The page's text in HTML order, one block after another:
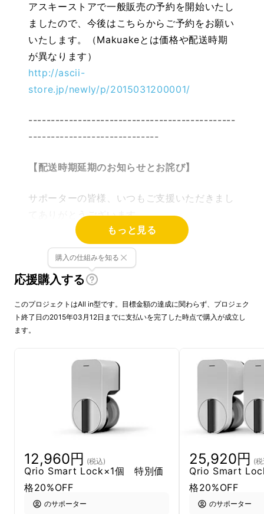
アスキーストアで一般販売の予約を開始いたし
ましたので、今後はこちらからご予約をお願い
いたします。（Makuakeとは価格や配送時期
が異なります）
http://ascii-
store.jp/newly/p/2015031200001/
----------------------------------------------
-----------------------------
【配送時期延期のお知らせとお詫び】
サポーターの皆様、いつもご支援いただきまし
てありがとうございます。
「Qrio Smart Lock」につきまして、配送時期
を8月に延期させていただくこととなりまし
た。心待ちにしていただいている皆様にはご迷
惑をおかけ致します事、深くお詫び申し上げま
予定通りの配送に向けて準備を進めてまいりま
したが、より良い品質・機能の製品をお届けで
いただくことになりました。
具体的な改良点についてはこちらのリンクから
ご確認ください。よろしくお願いします。
https://www.makuake.com/project/qrio-
----------------------------------------------
-----------------------------
もっと見る
応援購入する
購入の仕組みを知る
このプロジェクトはAll in型です。目標金額の達成に関わらず、プロジェク
ト終了日の2015年03月12日までに支払いを完了した時点で購入が成立し
ます。
12,960円 (税込)
Qrio Smart Lock×1個 特別価
格20%OFF
のサポーター
25,920円 (
Qrio Smart
格20%OFF
のサポーター